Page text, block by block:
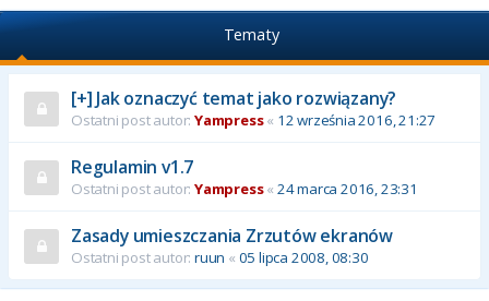
Tematy
[+] Jak oznaczyć temat jako rozwiązany?
Ostatni post autor: Yampress« 12 września 2016, 21:27
Regulamin v1.7
Ostatni post autor: Yampress« 24 marca 2016, 23:31
Zasady umieszczania Zrzutów ekranów
Ostatni post autor: ruun « 05 lipca 2008, 08:30